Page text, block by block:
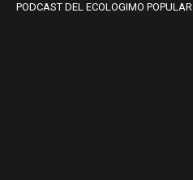
PODCAST DEL ECOLOGIMO POPULAR